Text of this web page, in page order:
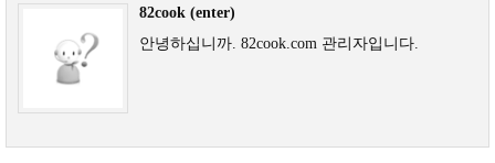
82cook (enter)
안녕하십니까. 82cook.com 관리자입니다.